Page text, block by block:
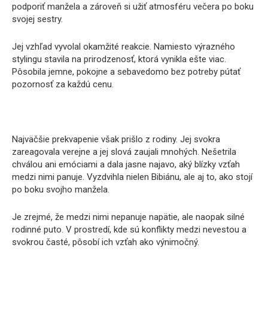
podporiť manžela a zároveň si užiť atmosféru večera po boku
svojej sestry.
Jej vzhľad vyvolal okamžité reakcie. Namiesto výrazného
stylingu stavila na prirodzenosť, ktorá vynikla ešte viac.
Pôsobila jemne, pokojne a sebavedomo bez potreby pútať
pozornosť za každú cenu.
Najväčšie prekvapenie však prišlo z rodiny. Jej svokra
zareagovala verejne a jej slová zaujali mnohých. Nešetrila
chválou ani emóciami a dala jasne najavo, aký blízky vzťah
medzi nimi panuje. Vyzdvihla nielen Bibiánu, ale aj to, ako stojí
po boku svojho manžela.
Je zrejmé, že medzi nimi nepanuje napätie, ale naopak silné
rodinné puto. V prostredí, kde sú konflikty medzi nevestou a
svokrou časté, pôsobí ich vzťah ako výnimočný.